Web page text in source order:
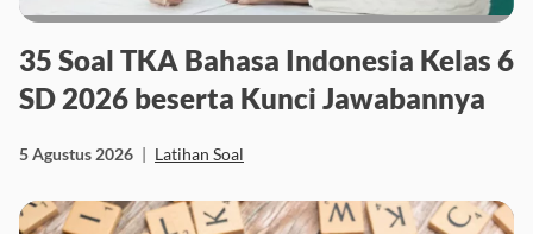
35 Soal TKA Bahasa Indonesia Kelas 6
SD 2026 beserta Kunci Jawabannya
5 Agustus 2026 | Latihan Soal